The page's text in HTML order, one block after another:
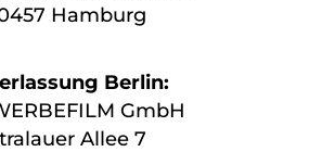
Hamburg
Berlin:
GmbH
Allee 7